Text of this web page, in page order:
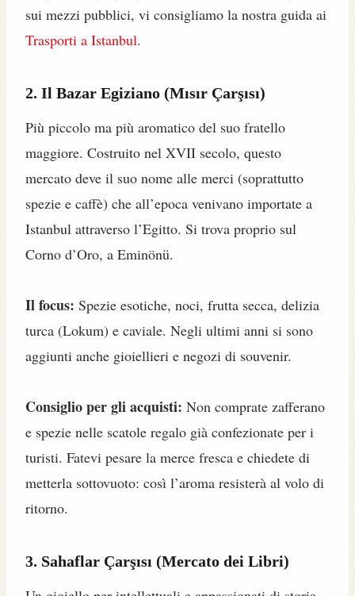
sui mezzi pubblici, vi consigliamo la nostra guida ai
Trasporti a Istanbul.
2. Il Bazar Egiziano (Mısır Çarşısı)
Più piccolo ma più aromatico del suo fratello
maggiore. Costruito nel XVII secolo, questo
mercato deve il suo nome alle merci (soprattutto
spezie e caffè) che all’epoca venivano importate a
Istanbul attraverso l’Egitto. Si trova proprio sul
Corno d’Oro, a Eminönü.
Il focus: Spezie esotiche, noci, frutta secca, delizia
turca (Lokum) e caviale. Negli ultimi anni si sono
aggiunti anche gioiellieri e negozi di souvenir.
Consiglio per gli acquisti: Non comprate zafferano
e spezie nelle scatole regalo già confezionate per i
turisti. Fatevi pesare la merce fresca e chiedete di
metterla sottovuoto: così l’aroma resisterà al volo di
ritorno.
3. Sahaflar Çarşısı (Mercato dei Libri)